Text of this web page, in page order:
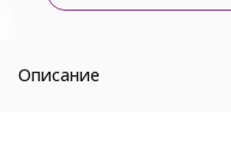
Описание